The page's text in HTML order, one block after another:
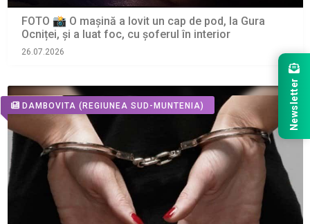
FOTO 📸 O mașină a lovit un cap de pod, la Gura
Ocniței, și a luat foc, cu șoferul în interior
26.07.2026
DAMBOVITA (REGIUNEA SUD-MUNTENIA) Newsletter